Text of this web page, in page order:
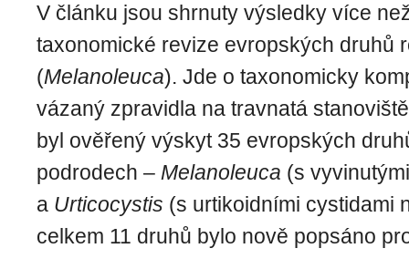
V článku jsou shrnuty výsledky více
taxonomické revize evropských druhů
(Melanoleuca). Jde o taxonomicky
vázaný zpravidla na travnatá
byl ověřený výskyt 35 evropských
podrodech – Melanoleuca (s
a Urticocystis (s urtikoidními cystidami
celkem 11 druhů bylo nově popsáno